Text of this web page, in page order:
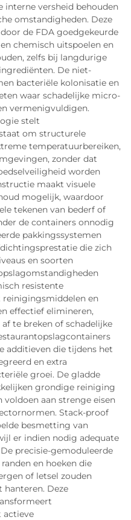
interne versheid behouden
omstandigheden. Deze
de FDA goedgekeurde
chemisch uitspoelen en
zelfs bij langdurige
De niet-
bacteriële kolonisatie en
waar schadelijke micro-
vermenigvuldigen.
stelt
om structurele
temperatuurbereiken,
zonder dat
worden
maakt visuele
mogelijk, waardoor
tekenen van bederf of
de containers onnodig
pakkingssystemen
die zich
en soorten
resistente
reinigingsmiddelen en
effectief elimineren,
te breken of schadelijke
additieven die tijdens het
en extra
groei. De gladde
grondige reiniging
aan strenge eisen
Stack-proof
besmetting van
er indien nodig adequate
precisie-gemoduleerde
en hoeken die
of letsel zouden
hanteren. Deze
actieve